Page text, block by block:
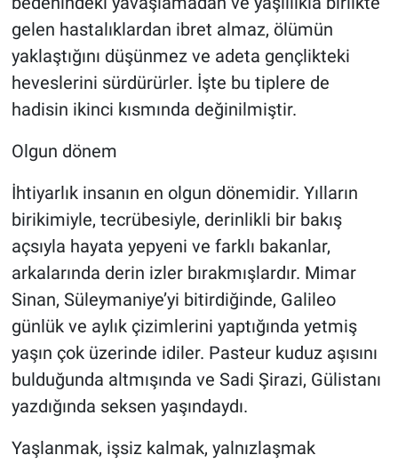
gelen hastalıklardan ibret almaz, ölümün
yaklaştığını düşünmez ve adeta gençlikteki
heveslerini sürdürürler. İşte bu tiplere de
hadisin ikinci kısmında değinilmiştir.
Olgun dönem
İhtiyarlık insanın en olgun dönemidir. Yılların
birikimiyle, tecrübesiyle, derinlikli bir bakış
açsıyla hayata yepyeni ve farklı bakanlar,
arkalarında derin izler bırakmışlardır. Mimar
Sinan, Süleymaniye’yi bitirdiğinde, Galileo
günlük ve aylık çizimlerini yaptığında yetmiş
yaşın çok üzerinde idiler. Pasteur kuduz aşısını
bulduğunda altmışında ve Sadi Şirazi, Gülistanı
yazdığında seksen yaşındaydı.
Yaşlanmak, işsiz kalmak, yalnızlaşmak